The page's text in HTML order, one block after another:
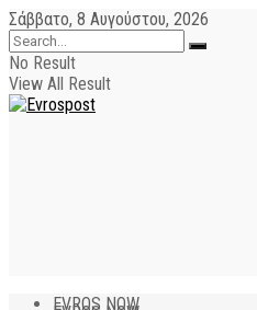
Σάββατο, 8 Αυγούστου, 2026
No Result
View All Result
EVROS NOW